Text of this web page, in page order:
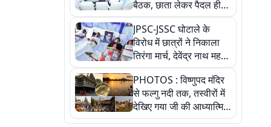
बैठक, छाता लेकर पैदल ही
सत्ता पक्ष की मीटिंग में पहुंचे
सीएम, देखें तस्वीरें
JPSC-JSSC घोटाले के
विरोध में छात्रों ने निकाला
तिरंगा मार्च, देवेंद्र नाथ महतो
ने किया जल ग्रहण, देखें
तस्वीरें
PHOTOS : विष्णुपद मंदिर
से फल्गु नदी तक, तस्वीरों में
देखिए गया जी की आध्यात्मिक
पहचान